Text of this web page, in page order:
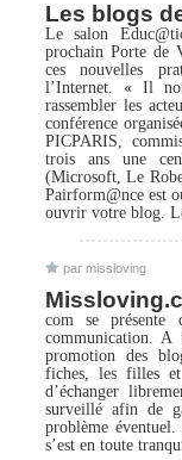
Les blogs
Le salon
prochain Porte de
ces nouvelles
l’Internet. « Il
rassembler les
conférence
PICPARIS,
trois ans une
(Microsoft, Le
Pairform@nce est
ouvrir votre blog. Le
par missloving
com se présente
communication. A
promotion des
fiches, les filles
d’échanger
surveillé afin de
problème
s’est en toute